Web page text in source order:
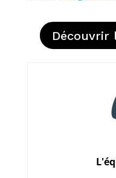
Découvrir